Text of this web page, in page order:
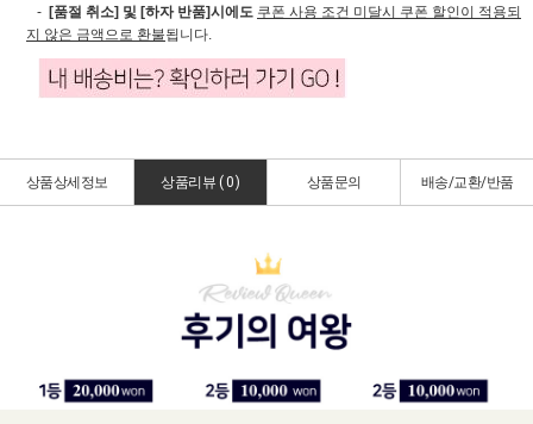
- [품절 취소] 및 [하자 반품]시에도 쿠폰 사용 조건 미달시 쿠폰 할인이 적용되
지 않은 금액으로 환불됩니다.
상품상세정보 상품리뷰 ( 0) 상품문의 배송/교환/반품